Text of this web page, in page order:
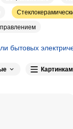
бытовых